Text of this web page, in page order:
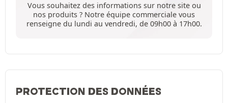
Vous souhaitez des informations sur notre site ou
nos produits ? Notre équipe commerciale vous
renseigne du lundi au vendredi, de 09h00 à 17h00.
PROTECTION DES DONNÉES